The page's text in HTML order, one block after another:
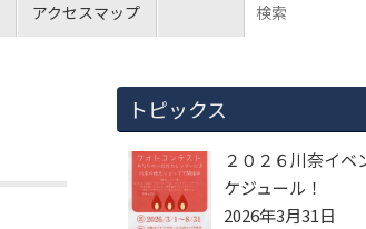
アクセスマップ
トピックス
２０２６川奈イベ
ケジュール！
2026年3月31日